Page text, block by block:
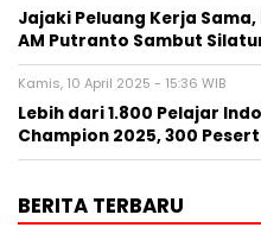
Jajaki Peluang Kerja
AM Putranto Sambut
Kamis, 10 April 2025 - 15:36 WIB
Lebih dari 1.800 Pelajar
Champion 2025, 300
BERITA TERBARU